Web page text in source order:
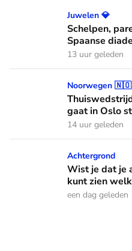
Schelpen, parels en
Juwelen 💎
Schelpen,
Spaanse
13 uur geleden
Thuiswedstrijd: prinses
Noorwegen 🇳🇴
gaat in Oslo
14 uur geleden
Wist je dat je aan de vlag
Achtergrond
Wist je dat je
kunt zien
een dag geleden